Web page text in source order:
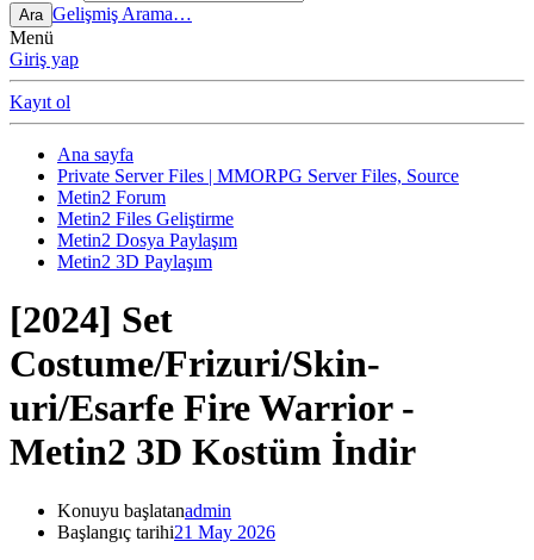
Ara Gelişmiş Arama…
Menü
Giriş yap
Kayıt ol
Ana sayfa
Private Server Files | MMORPG Server Files, Source
Metin2 Forum
Metin2 Files Geliştirme
Metin2 Dosya Paylaşım
Metin2 3D Paylaşım
[2024] Set
Costume/Frizuri/Skin-
uri/Esarfe Fire Warrior -
Metin2 3D Kostüm İndir
Konuyu başlatanadmin
Başlangıç tarihi21 May 2026